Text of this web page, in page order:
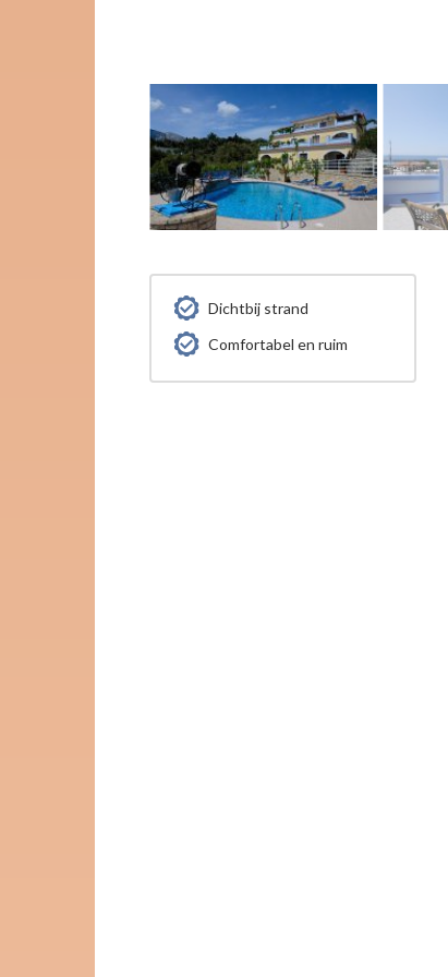
Dichtbij strand
Comfortabel en ruim